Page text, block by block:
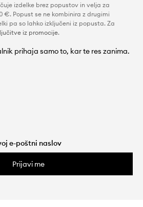
izdelke brez popustov in velja za
€. Popust se ne kombinira z drugimi
pa so lahko izključeni iz popusta. Za
iz promocije.
prihaja samo to, kar te res zanima.
Prijavi me